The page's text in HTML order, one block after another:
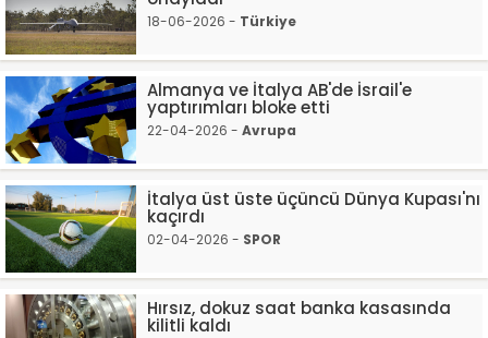
18-06-2026 - Türkiye
Almanya ve İtalya AB'de İsrail'e
yaptırımları bloke etti
22-04-2026 - Avrupa
İtalya üst üste üçüncü Dünya Kupası'nı
kaçırdı
02-04-2026 - SPOR
Hırsız, dokuz saat banka kasasında
kilitli kaldı